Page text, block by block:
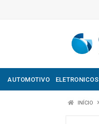
AUTOMOTIVO ELETRONICOS
INÍCIO